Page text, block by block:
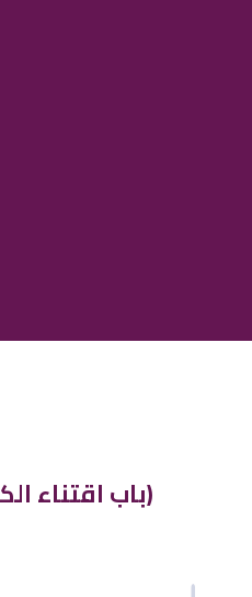
03 (باب اقتناء الكلب للحرث)